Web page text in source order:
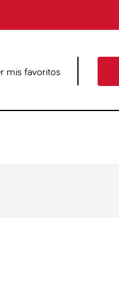
mis favoritos